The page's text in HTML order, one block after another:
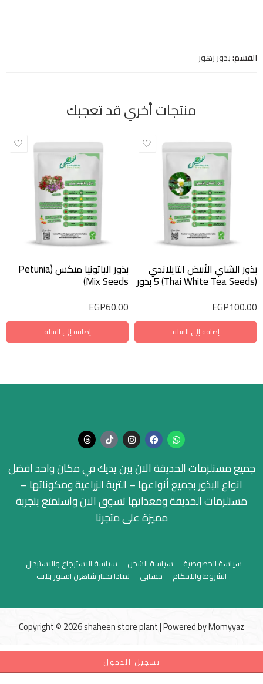
القسم:بذور زهور
منتجات أخري قد تعجبك
بذور الشاي الأبيض التايلاندي
(Thai White Tea Seeds) 5 بذور
EGP100.00
إضافة إلى السلة
بذور الباتونيا ميكس (Petunia
Mix Seeds)
EGP60.00
إضافة إلى السلة
جميع مستلزمات الحديقة الان بين يديك في مكان واحد افضل
انواع البذور بجميع أنواعها – التربة الزراعية ومكوناتها –
مستلزمات الحديقة ومعداتها تسوق الان واستمتع بتجربة
مميزة على متجرنا
سياسة الخصوصية سياسة الشحن
سياسة الاسترجاع والاستبدال
الشروط والاحكام
حسابي لماذا تختار شاهين استور بلانت
Copyright © 2026 shaheen store plant | Powered byMomyyaz
تسجيل الدخول